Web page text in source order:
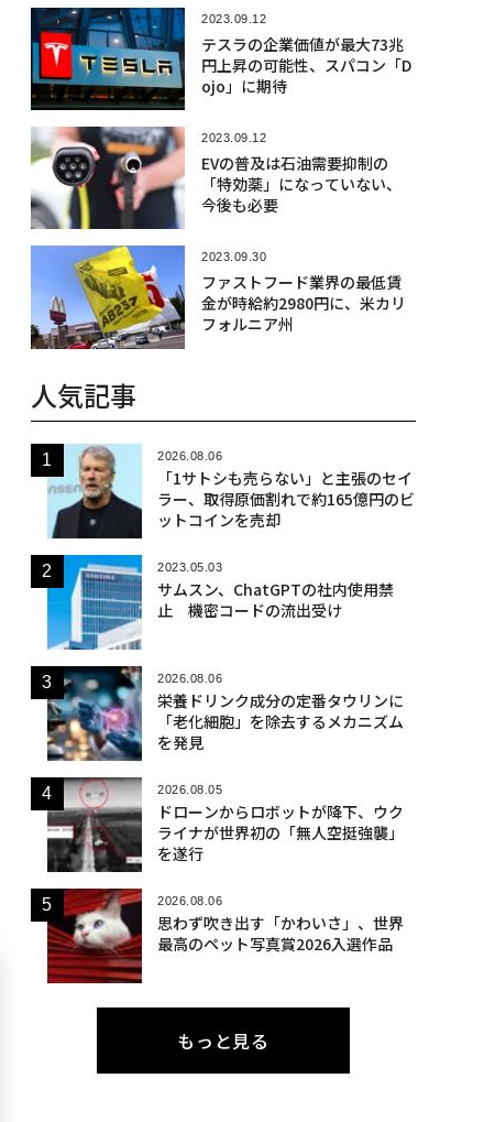
2023.09.12
テスラの企業価値が最大73兆
円上昇の可能性、スパコン「D
ojo」に期待
2023.09.12
EVの普及は石油需要抑制の
「特効薬」になっていない、
今後も必要
2023.09.30
ファストフード業界の最低賃
金が時給約2980円に、米カリ
フォルニア州
人気記事
2026.08.06
「1サトシも売らない」と主張のセイ
ラー、取得原価割れで約165億円のビ
ットコインを売却
2023.05.03
サムスン、ChatGPTの社内使用禁
止 機密コードの流出受け
2026.08.06
栄養ドリンク成分の定番タウリンに
「老化細胞」を除去するメカニズム
を発見
2026.08.05
ドローンからロボットが降下、ウク
ライナが世界初の「無人空挺強襲」
を遂行
2026.08.06
思わず吹き出す「かわいさ」、世界
最高のペット写真賞2026入選作品
もっと見る